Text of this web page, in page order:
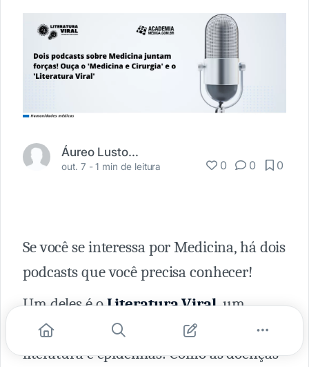
Áureo Lustosa Guérios
out. 7 -1 min de leitura 0 0 0
Se você se interessa por Medicina, há dois
podcasts que você precisa conhecer!
Um deles é oLiteratura Viral,um
podcast contagiante sobre história,
literatura e epidemias! Como as doenças